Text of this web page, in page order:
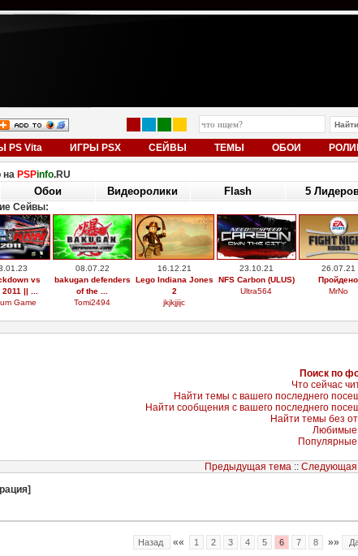
PS Vita ИГРЫ PSX СЕЙВЫ ТЕМЫ ОБОИ
на PSPinfo.RU
Обои Видеоролики Flash 5
Сейвы:
vs
|| ...
Game
08.07.22
bakugan defenders
of the ...
Tomi2494
16.12.21
Lego Indiana Jones
2
jkjkjjijc
23.10.21
NFS Carbon (ULUS)
Ultra564
26.07.21
Пройдено
MrNo
Поиск по
Что сейчас
Найти темы с вашего последнего
Найти сообщения с вашего последнего
Найти темы без
Любимые
Предыдущая тема:: Следующая
Назад «« 1 2 3 4 5 6 7 8 »»